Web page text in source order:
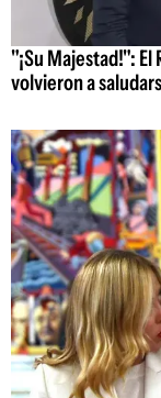
"¡Su Majestad!":
volvieron a